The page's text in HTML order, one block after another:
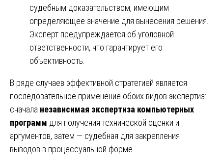
судебным доказательством, имеющим
определяющее значение для вынесения решения.
Эксперт предупреждается об уголовной
ответственности, что гарантирует его
объективность.
В ряде случаев эффективной стратегией является
последовательное применение обоих видов экспертиз:
сначала независимая экспертиза компьютерных
программ для получения технической оценки и
аргументов, затем — судебная для закрепления
выводов в процессуальной форме.